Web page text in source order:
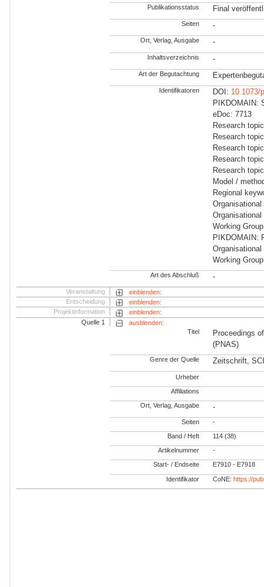
Publikationsstatus Final
Seiten -
Ort, Verlag, Ausgabe -
Inhaltsverzeichnis -
Art der Begutachtung
Identifikatoren DOI: 10.1073/
PIKDOMAIN:
eDoc: 7713
Research
Research
Research
Research
Research
Model /
Regional
Working
PIKDOMAIN:
Working
Art des Abschluß -
Veranstaltung
einblenden:
Entscheidung
einblenden:
Projektinformation
einblenden:
Quelle 1
ausblenden:
Titel
Proceedings
(PNAS)
Genre der Quelle Zeitschrift,
Urheber
Affiliations
Ort, Verlag, Ausgabe -
Seiten -
Band / Heft 114 (38)
Artikelnummer -
Start- / Endseite E7910 - E7918
Identifikator CoNE:https://